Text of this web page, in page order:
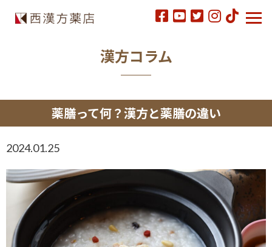
漢方コラム
薬膳って何？漢方と薬膳の違い
2024.01.25